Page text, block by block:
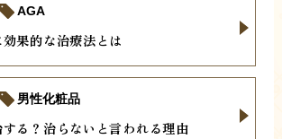
果的な治療法とは
AGA
る？治らないと言われる理由
男性化粧品